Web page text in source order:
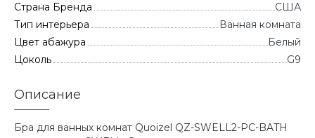
Страна Бренда
CША
Тип интерьера
Ванная комната
Цвет абажура
Белый
Цоколь
G9
Описание
Бра для ванных комнат Quoizel QZ-SWELL2-PC-BATH